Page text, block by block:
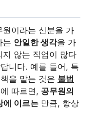
이라는 신분을 가
는 안일한 생각을 가
않는 직업이 많다
니다. 예를 들어, 특
을 맡는 것은 불법
따르면, 공무원의
에 이르는 만큼, 항상